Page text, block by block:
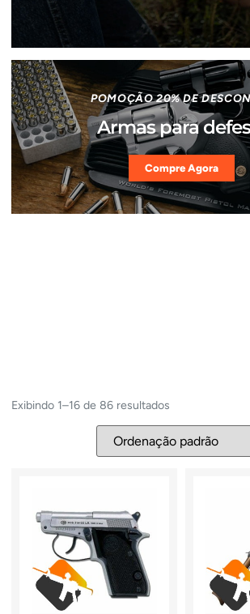
POMOÇÃO 20% DE
Armas para
Compre Agora
Exibindo 1–16 de 86 resultados